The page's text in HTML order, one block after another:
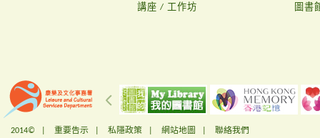
講座 / 工作坊
圖書
2014© | 重要告示 私隱政策 網站地圖 聯絡我們